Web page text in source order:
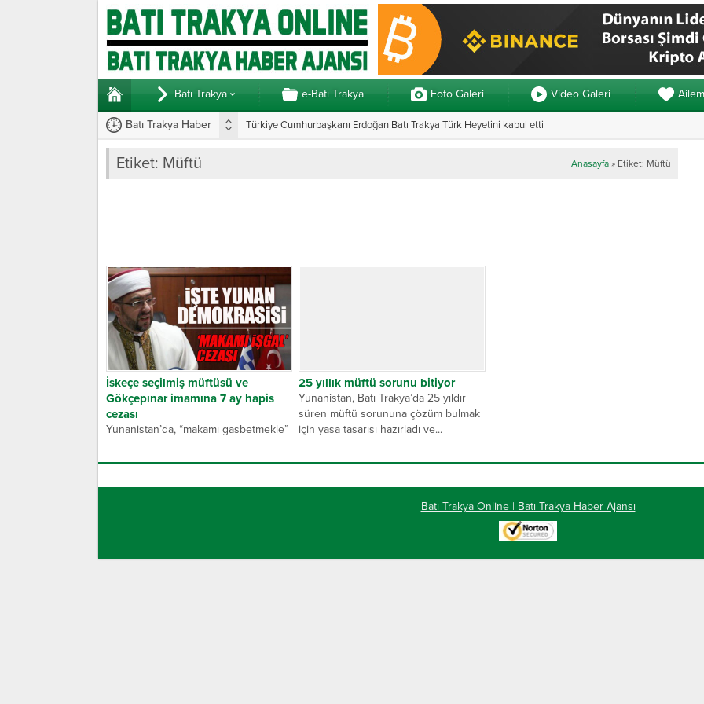
Batı Trakya e-Batı Trakya Foto Galeri Video Galeri Ailem
Batı Trakya Haber Türkiye Cumhurbaşkanı Erdoğan Batı Trakya Türk Heyetini kabul etti
Anasayfa » Etiket: Müftü
Etiket: Müftü
İskeçe seçilmiş müftüsü ve
Gökçepınar imamına 7 ay hapis
cezası
Yunanistan’da, “makamı gasbetmekle”
suçlanan İskeçe seçilmiş müftüsü
Ahmet Mete ve Gökçepınar imamı
25 yıllık müftü sorunu bitiyor
Yunanistan, Batı Trakya’da 25 yıldır
süren müftü sorununa çözüm bulmak
için yasa tasarısı hazırladı ve...
Batı Trakya Online | Batı Trakya Haber Ajansı